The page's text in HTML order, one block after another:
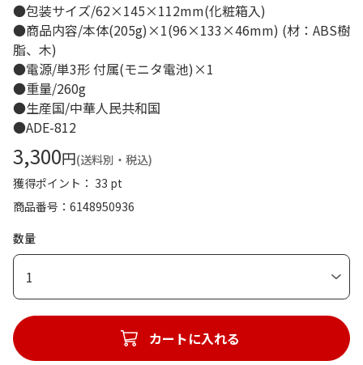
●包装サイズ/62×145×112mm(化粧箱入)
●商品内容/本体(205g)×1(96×133×46mm) (材：ABS樹
脂、木)
●電源/単3形 付属(モニタ電池)×1
●重量/260g
●生産国/中華人民共和国
●ADE-812
3,300円(送料別・税込)
獲得ポイント： 33 pt
商品番号
6148950936
数量
1
カートに入れる